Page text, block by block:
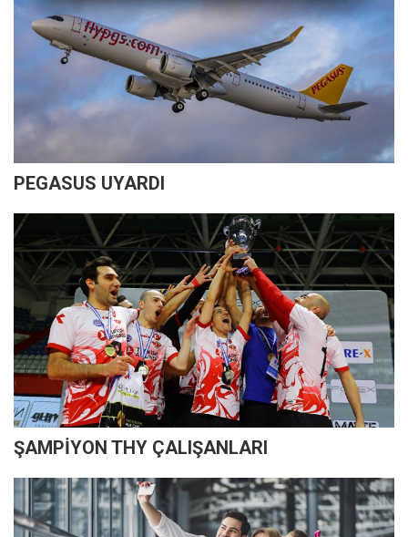
PEGASUS UYARDI
ŞAMPİYON THY ÇALIŞANLARI